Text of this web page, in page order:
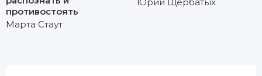
противостоять
Марта Стаут